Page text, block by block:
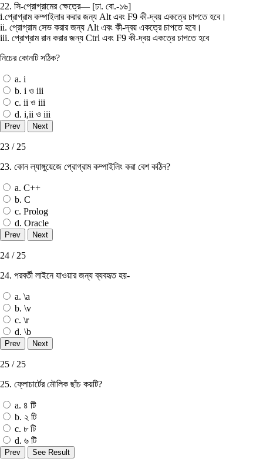
22. সি-প্রােগ্রামের ক্ষেত্রে— [ঢা. বাে.-১৬]
i.প্রােগ্রাম কম্পাইলার করার জন্য Alt এবং F9 কী-দ্বয় একত্রে চাপতে হবে।
ii. প্রােগ্রাম সেভ করার জন্য Alt এবং কী-দ্বয় একত্রে চাপতে হবে।
iii. প্রােগ্রাম রান করার জন্য Ctrl এবং F9 কী-দ্বয় একত্রে চাপতে হবে
নিচের কোনটি সঠিক?
a. i
b. i ও iii
c. ii ও iii
d. i,ii ও iii
23 / 25
23. কোন ল্যাঙ্গুয়েজে প্রােগ্রাম কম্পাইলিং করা বেশ কঠিন?
a. C++
b. C
c. Prolog
d. Oracle
24 / 25
24. পরবর্তী লাইনে যাওয়ার জন্য ব্যবহৃত হয়-
a. \a
b. \v
c. \r
d. \b
25 / 25
25. ফ্লোচার্টের মৌলিক ছাঁচ কয়টি?
a. ৪ টি
b. ২ টি
c. ৮ টি
d. ৬ টি